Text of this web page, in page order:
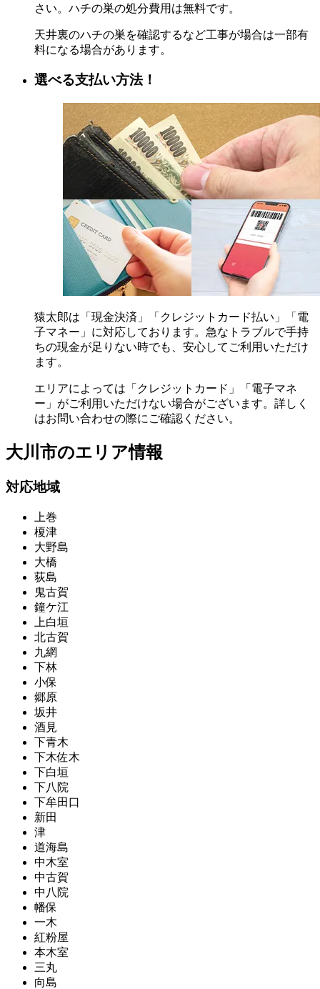
さい。ハチの巣の処分費用は無料です。
天井裏のハチの巣を確認するなど工事が場合は一部有
料になる場合があります。
選べる支払い方法！
猿太郎は「現金決済」「クレジットカード払い」「電
子マネー」に対応しております。急なトラブルで手持
ちの現金が足りない時でも、安心してご利用いただけ
ます。
エリアによっては「クレジットカード」「電子マネ
ー」がご利用いただけない場合がございます。詳しく
はお問い合わせの際にご確認ください。
大川市のエリア情報
対応地域
上巻
榎津
大野島
大橋
荻島
鬼古賀
鐘ケ江
上白垣
北古賀
九網
下林
小保
郷原
坂井
酒見
下青木
下木佐木
下白垣
下八院
下牟田口
新田
津
道海島
中木室
中古賀
中八院
幡保
一木
紅粉屋
本木室
三丸
向島